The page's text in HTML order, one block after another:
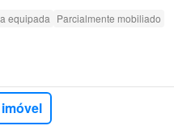
equipada Parcialmente mobiliado